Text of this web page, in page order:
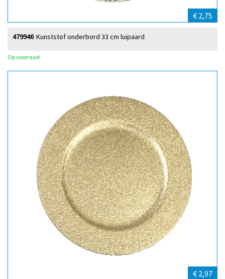
€ 2,75
Kunststof onderbord 33 cm luipaard
479946
Op voorraad
€ 2,97